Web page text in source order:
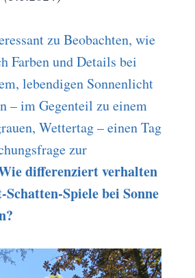
zu Beobachten, wie
Farben und Details bei
lebendigen Sonnenlicht
– im Gegenteil zu einem
Wettertag – einen Tag
zur
differenziert verhalten
Spiele bei Sonne